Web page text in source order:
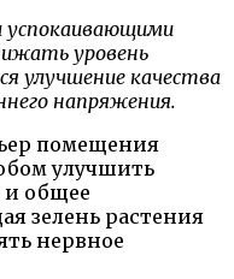
успокаивающими
уровень
улучшение качества
напряжения.
помещения
улучшить
и общее
зелень растения
нервное